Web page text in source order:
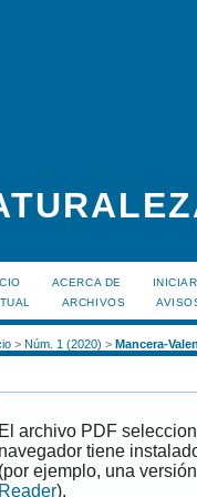
ACERCA DE
ARCHIVOS
> Núm. 1 (2020) > Mancera-
El archivo PDF
navegador tiene
(por ejemplo, una
Reader).